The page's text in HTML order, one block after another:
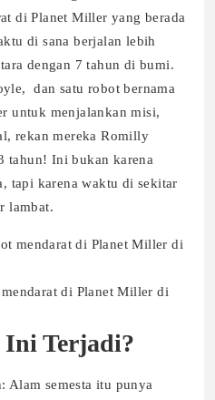
di Planet Miller yang berada
di sana berjalan lebih
dengan 7 tahun di bumi.
dan satu robot bernama
untuk menjalankan misi,
rekan mereka Romilly
tahun! Ini bukan karena
tapi karena waktu di sekitar
lambat.
di Planet Miller di
Ini Terjadi?
Alam semesta itu punya